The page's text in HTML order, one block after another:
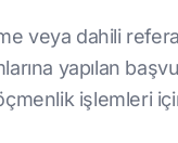
veya dahili
yapılan
işlemleri